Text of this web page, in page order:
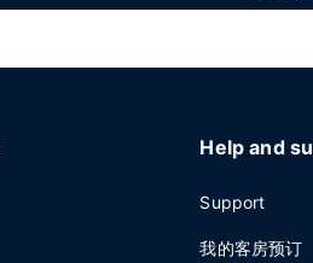
Help and
Support
我的客房预订